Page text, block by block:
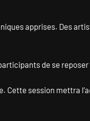
apprises. Des
de se
session mettra